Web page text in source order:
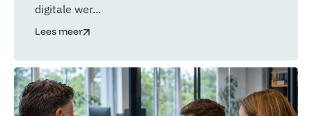
digitale wer...
Lees meer